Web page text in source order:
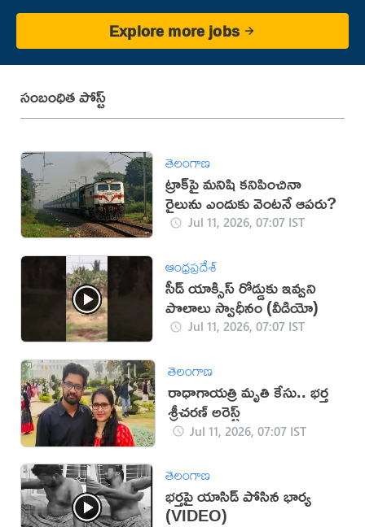
Explore more jobs
సంబంధిత పోస్ట్
తెలంగాణ
ట్రాక్‌పై మనిషి కనిపించినా
రైలును ఎందుకు వెంటనే ఆపరు?
Jul 11, 2026, 07:07 IST
ఆంధ్రప్రదేశ్
సీడ్ యాక్సిస్ రోడ్డుకు ఇవ్వని
పొలాలు స్వాధీనం (వీడియో)
Jul 11, 2026, 07:07 IST
తెలంగాణ
రాధాగాయత్రి మృతి కేసు.. భర్త
శ్రీచరణ్ అరెస్ట్
Jul 11, 2026, 07:07 IST
తెలంగాణ
భర్తపై యాసిడ్ పోసిన భార్య
(VIDEO)